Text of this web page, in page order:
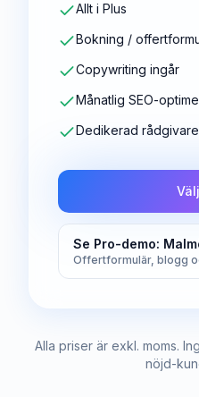
Allt i Plus
Bokning /
Copywriting ingår
Månatlig SEO-
Dedikerad rådgivare
Se Pro-demo:
Offertformulär, blogg
Alla priser är exkl. moms.
nöjd-